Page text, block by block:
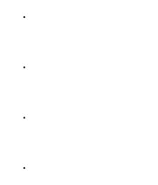
・
・
・
・